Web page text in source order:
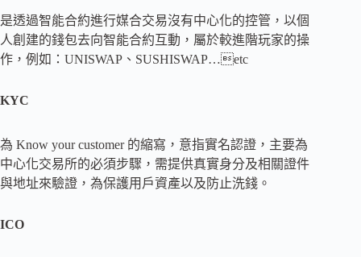
是透過智能合約進行媒合交易沒有中心化的控管，以個
人創建的錢包去向智能合約互動，屬於較進階玩家的操
作，例如：UNISWAP、SUSHISWAP…etc
KYC
為 Know your customer 的縮寫，意指實名認證，主要為
中心化交易所的必須步驟，需提供真實身分及相關證件
與地址來驗證，為保護用戶資產以及防止洗錢。
ICO